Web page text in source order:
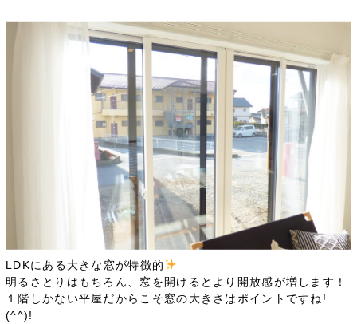
LDKにある大きな窓が特徴的
明るさとりはもちろん、窓を開けるとより開放感が増します！
１階しかない平屋だからこそ窓の大きさはポイントですね!
(^^)!